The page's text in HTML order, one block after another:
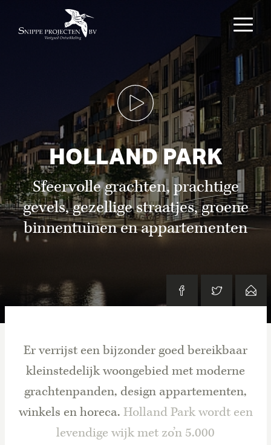
HOLLAND PARK
Sfeervolle grachten, prachtige
gevels, gezellige straatjes, groene
binnentuinen en appartementen
Er verrijst een bijzonder goed bereikbaar
kleinstedelijk woongebied met moderne
grachtenpanden, design appartementen,
winkels en horeca. Holland Park wordt een
levendige wijk met zo’n 5.000